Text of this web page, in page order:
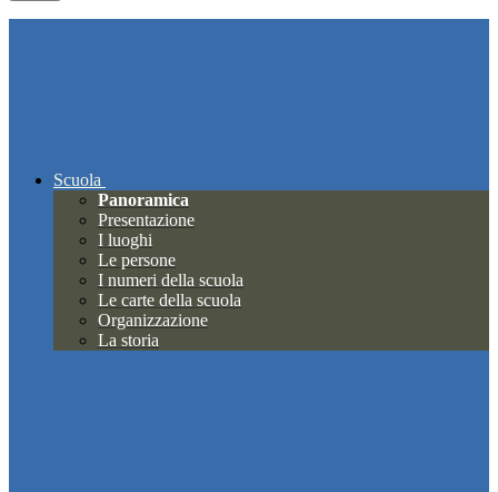
Scuola
Panoramica
Presentazione
I luoghi
Le persone
I numeri della scuola
Le carte della scuola
Organizzazione
La storia